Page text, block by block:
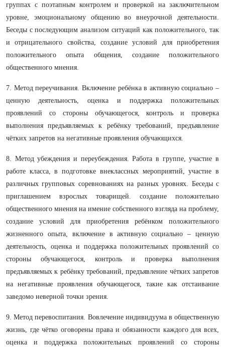
группах с поэтапным контролем и проверкой на заключительном
уровне, эмоциональному общению во внеурочной деятельности.
Беседы с последующим анализом ситуаций как положительного, так
и отрицательного свойства, создание условий для приобретения
положительного опыта общения, создание положительного
общественного мнения.
7. Метод переучивания. Включение ребёнка в активную социально –
ценную деятельность, оценка и поддержка положительных
проявлений со стороны обучающегося, контроль и проверка
выполнения предъявляемых к ребёнку требований, предъявление
чётких запретов на негативные проявления обучающихся.
8. Метод убеждения и переубеждения. Работа в группе, участие в
работе класса, в подготовке внеклассных мероприятий, участие в
различных групповых соревнованиях на разных уровнях. Беседы с
приглашением взрослых товарищей. создание положительно
общественного мнения на имение собственного взгляда на проблему,
создание условий для приобретения ребёнком положительного
жизненного опыта, включение в активную социально – ценную
деятельность, оценка и поддержка положительных проявлений со
стороны обучающегося, контроль и проверка выполнения
предъявляемых к ребёнку требований, предъявление чётких запретов
на негативные проявления обучающегося, такие как отстаивание
заведомо неверной точки зрения.
9. Метод перевоспитания. Вовлечение индивидуума в общественную
жизнь, где чётко оговорены права и обязанности каждого для всех,
оценка и поддержка положительных проявлений со стороны